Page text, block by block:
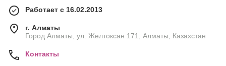
Работает с 16.02.2013
г. Алматы
Город Алматы, ул. Желтоксан 171, Алматы, Казахстан
Контакты